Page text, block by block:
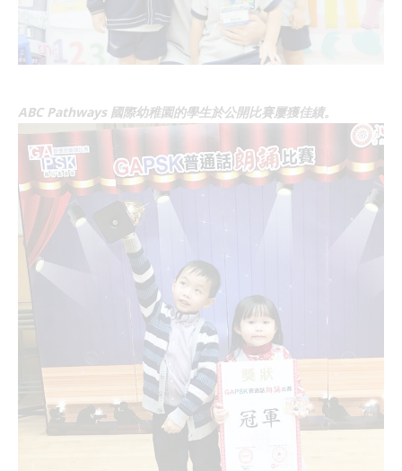
ABC Pathways 國際幼稚園的學生於公開比賽屢獲佳績。